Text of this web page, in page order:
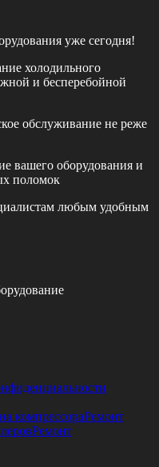
уже сегодня!
холодильного
и бесперебойной
обслуживание не реже
вашего оборудования и
поломок
любым удобным
компрессораРемонт
Ремонт